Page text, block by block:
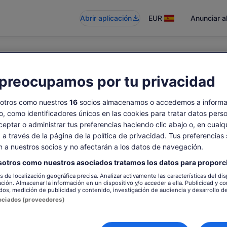
Abrir aplicación EUR Anunciar
por tu privacidad
como nuestros 16 socios almacenamos o accedemos a
como identificadores únicos en las cookies para tratar datos
o administrar tus preferencias haciendo clic abajo o, en
a través de la página de la política de privacidad. Tus preferencias
a nuestros socios y no afectarán a los datos de navegación.
como nuestros asociados tratamos los datos para
de localización geográfica precisa. Analizar activamente las características del
Almacenar la información en un dispositivo y/o acceder a ella. Publicidad y
medición de publicidad y contenido, investigación de audiencia y desarrollo
(proveedores)